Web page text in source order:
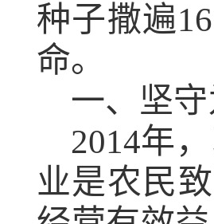
种子撒遍16
命。
一、坚
2014年
业是农民